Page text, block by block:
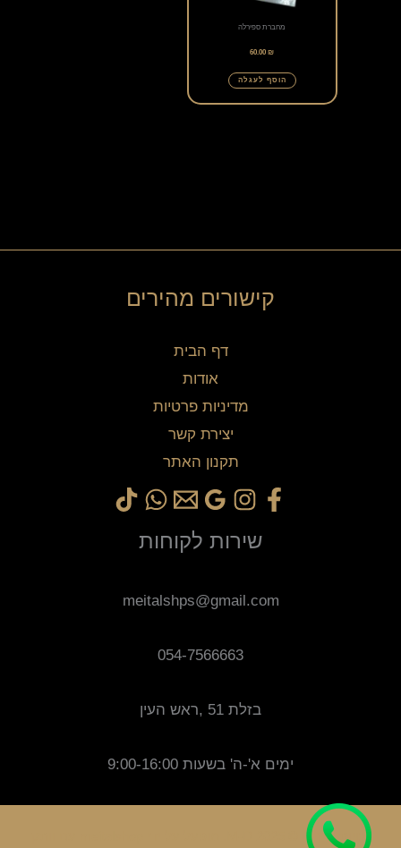
מחברת ספירלה
60.00₪
הוסף לעגלה
קישורים מהירים
דף הבית
אודות
מדיניות פרטיות
יצירת קשר
תקנון האתר
שירות לקוחות
meitalshps@gmail.com
054-7566663
בזלת 51 ,ראש העין
ימים א'-ה' בשעות 9:00-16:00